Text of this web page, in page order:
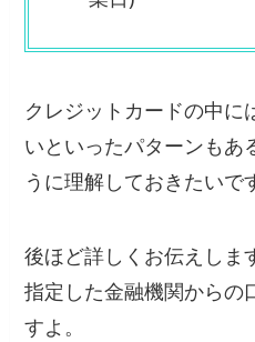
クレジットカードの中に
いといったパターンもあ
うに理解しておきたいで
後ほど詳しくお伝えしま
指定した金融機関からの
すよ。